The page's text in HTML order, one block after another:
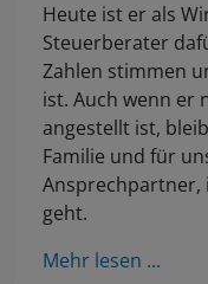
Heute ist er als
Steuerberater
Zahlen stimmen
ist. Auch wenn er
angestellt ist,
Familie und für
Ansprechpartner,
geht.
Mehr lesen ...